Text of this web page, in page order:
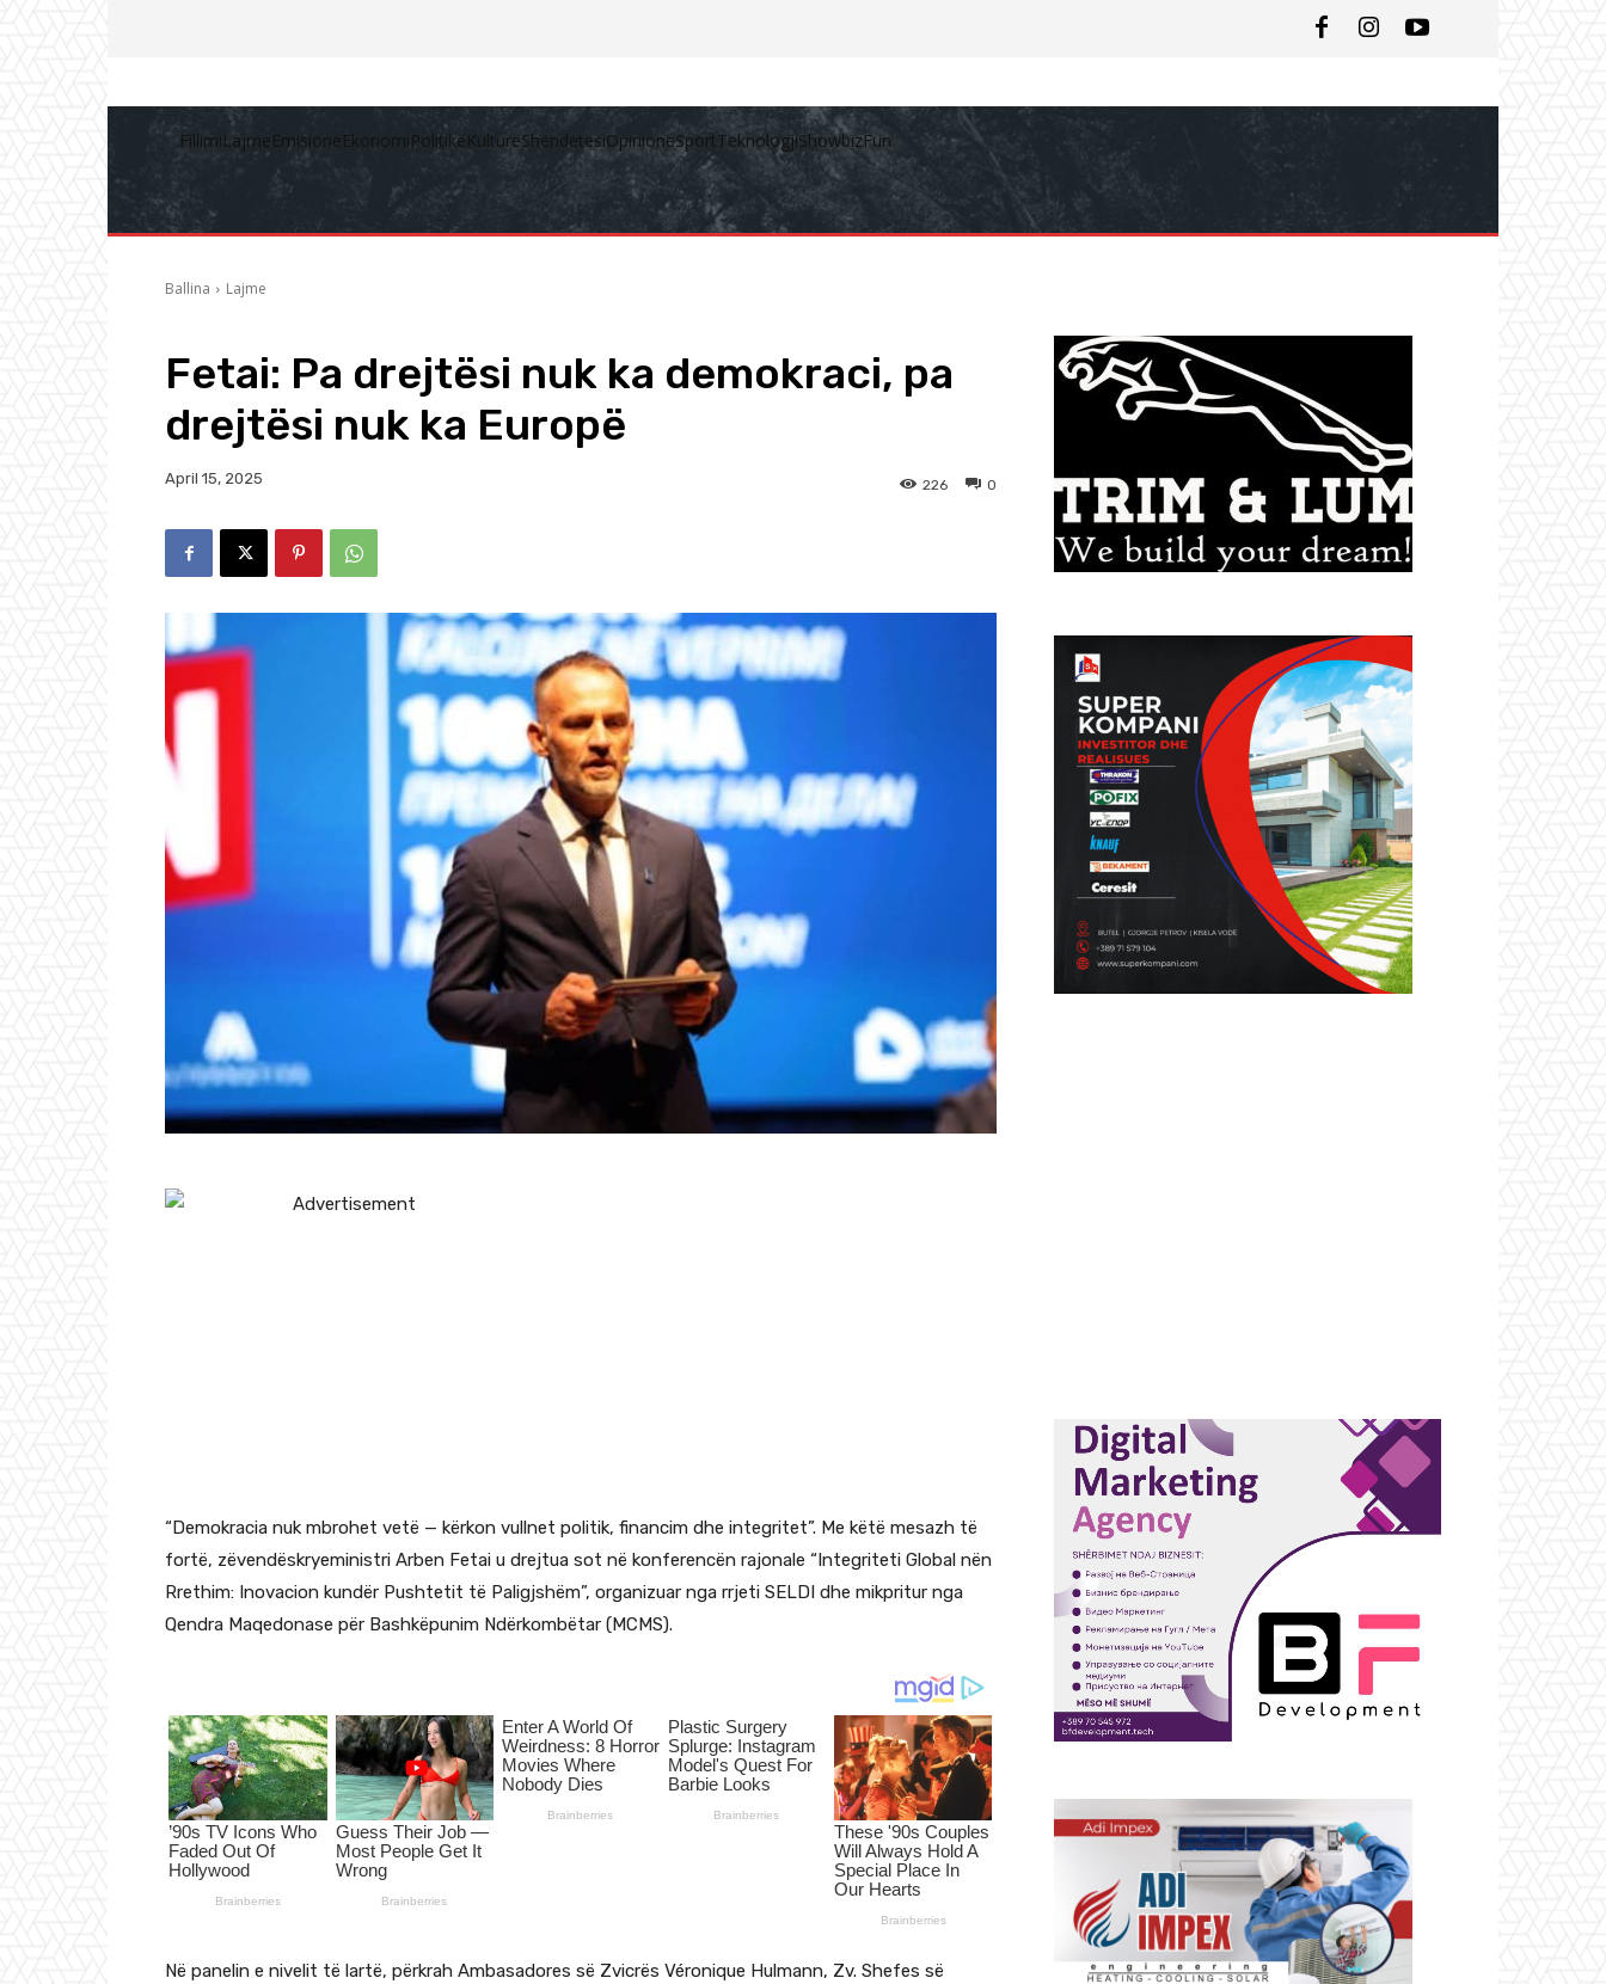
FillimiLajmeEmisioneEkonomiPolitikëKulturëShëndetësiOpinioneSportTeknologjiShowbizFun
Ballina Lajme
Fetai: Pa drejtësi nuk ka demokraci, pa
drejtësi nuk ka Europë
April 15, 2025 0
226
“Demokracia nuk mbrohet vetë — kërkon vullnet politik, financim dhe integritet”. Me këtë mesazh të
fortë, zëvendëskryeministri Arben Fetai u drejtua sot në konferencën rajonale “Integriteti Global nën
Rrethim: Inovacion kundër Pushtetit të Paligjshëm”, organizuar nga rrjeti SELDI dhe mikpritur nga
Qendra Maqedonase për Bashkëpunim Ndërkombëtar (MCMS).
Në panelin e nivelit të lartë, përkrah Ambasadores së Zvicrës Véronique Hulmann, Zv. Shefes së